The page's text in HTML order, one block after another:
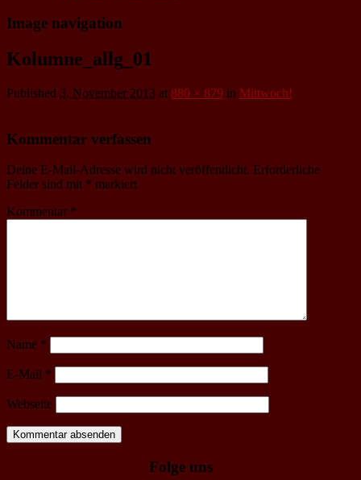
Image navigation
Kolumne_allg_01
Published 3. November 2013 at 880 × 879 in Mittwoch!
Kommentar verfassen
Deine E-Mail-Adresse wird nicht veröffentlicht. Erforderliche
Felder sind mit * markiert
Kommentar *
Name *
E-Mail *
Webseite
Folge uns